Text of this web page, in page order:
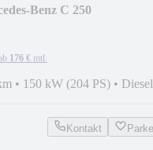
Benz C 250
176 € mtl.
• 150 kW (204 PS) • Diesel
Kontakt